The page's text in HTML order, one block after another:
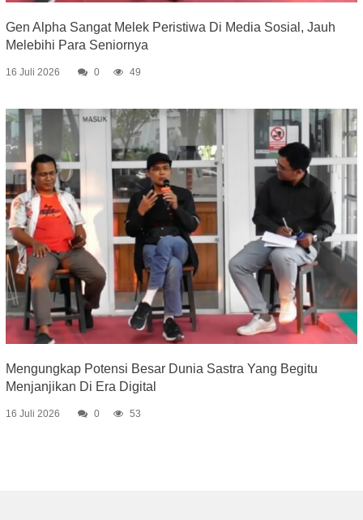
Gen Alpha Sangat Melek Peristiwa Di Media Sosial, Jauh
Melebihi Para Seniornya
16 Juli 2026 0 49
Mengungkap Potensi Besar Dunia Sastra Yang Begitu
Menjanjikan Di Era Digital
16 Juli 2026 0 53